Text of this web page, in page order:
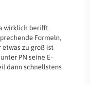
wirklich berifft
Formeln,
zu groß ist
PN seine E-
dann schnellstens